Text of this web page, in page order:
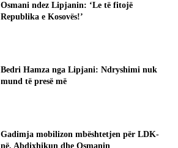
Osmani ndez Lipjanin: ‘Le të fitojë
Republika e Kosovës!’
Bedri Hamza nga Lipjani: Ndryshimi nuk
mund të presë më
Gadimja mobilizon mbështetjen për LDK-
në, Abdixhikun dhe Osmanin